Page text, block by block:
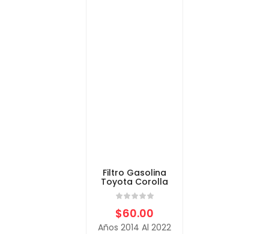
Filtro Gasolina
Toyota Corolla
$60.00
Años 2014 Al 2022